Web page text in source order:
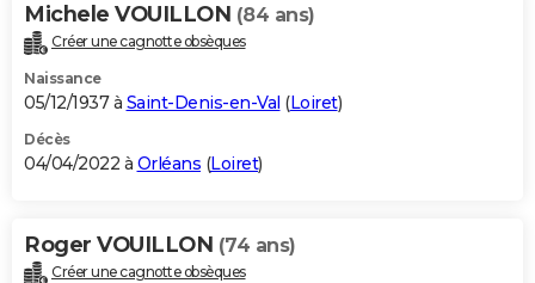
Michele VOUILLON (84 ans)
Créer une cagnotte obsèques
Naissance
05/12/1937 à Saint-Denis-en-Val (Loiret)
Décès
04/04/2022 à Orléans (Loiret)
Roger VOUILLON (74 ans)
Créer une cagnotte obsèques